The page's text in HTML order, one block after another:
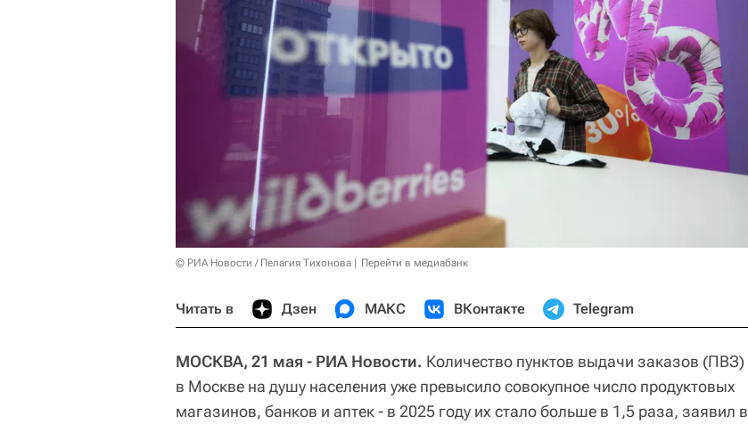
© РИА Новости / Пелагия Тихонова Перейти в медиабанк
Читать в Дзен МАКС ВКонтакте Telegram
МОСКВА, 21 мая - РИА Новости. Количество пунктов выдачи заказов (ПВЗ)
в Москве на душу населения уже превысило совокупное число продуктовых
магазинов, банков и аптек - в 2025 году их стало больше в 1,5 раза, заявил в